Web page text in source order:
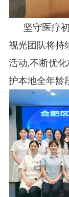
坚守医疗
视光团队将持
活动,不断优
护本地全年龄